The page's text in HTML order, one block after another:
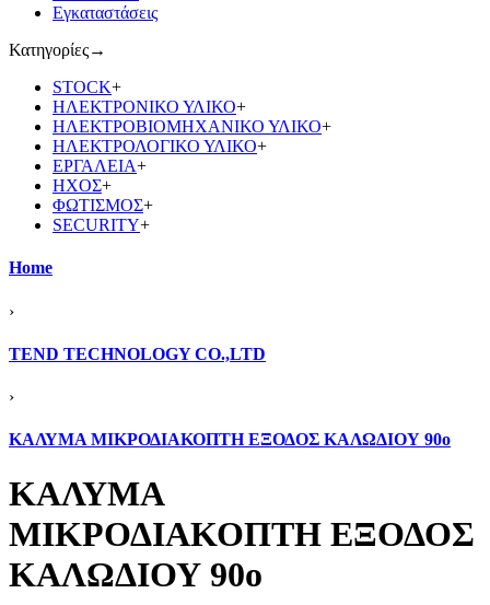
Εγκαταστάσεις
Κατηγορίες→
STOCK+
ΗΛΕΚΤΡΟΝΙΚΟ ΥΛΙΚΟ+
ΗΛΕΚΤΡΟΒΙΟΜΗΧΑΝΙΚΟ ΥΛΙΚΟ+
ΗΛΕΚΤΡΟΛΟΓΙΚΟ ΥΛΙΚΟ+
ΕΡΓΑΛΕΙΑ+
ΗΧΟΣ+
ΦΩΤΙΣΜΟΣ+
SECURITY+
Home
›
TEND TECHNOLOGY CO.,LTD
›
ΚΑΛΥΜΑ ΜΙΚΡΟΔΙΑΚΟΠΤΗ ΕΞΟΔΟΣ ΚΑΛΩΔΙΟΥ 90ο
ΚΑΛΥΜΑ
ΜΙΚΡΟΔΙΑΚΟΠΤΗ ΕΞΟΔΟΣ
ΚΑΛΩΔΙΟΥ 90ο